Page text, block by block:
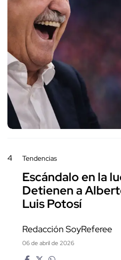
4 Tendencias
Escándalo en la
Detienen a
Luis Potosí
Redacción SoyReferee
06 de abril de 2026